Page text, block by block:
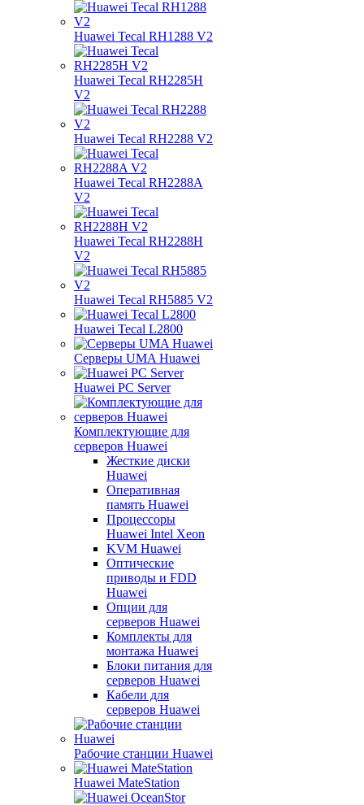
Huawei Tecal RH1288 V2
Huawei Tecal RH2285H
V2
Huawei Tecal RH2288 V2
Huawei Tecal RH2288A
V2
Huawei Tecal RH2288H
V2
Huawei Tecal RH5885 V2
Huawei Tecal L2800
Серверы UMA Huawei
Huawei PC Server
Комплектующие для
серверов Huawei
Жесткие диски
Huawei
Оперативная
память Huawei
Процессоры
Huawei Intel Xeon
KVM Huawei
Оптические
приводы и FDD
Huawei
Опции для
серверов Huawei
Комплекты для
монтажа Huawei
Блоки питания для
серверов Huawei
Кабели для
серверов Huawei
Рабочие станции Huawei
Huawei MateStation